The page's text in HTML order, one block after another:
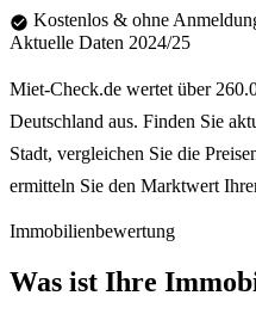
Kostenlos & ohne
Aktuelle Daten 2024/25
Miet-Check.de wertet über
Deutschland aus. Finden Sie
Stadt, vergleichen Sie die
ermitteln Sie den Marktwert
Immobilienbewertung
Was ist Ihre